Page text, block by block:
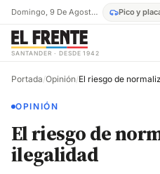
Domingo, 9 De Agosto De 2026 Pico y
SANTANDER · DESDE 1942
Portada/Opinión/El riesgo de
OPINIÓN
El riesgo de
ilegalidad